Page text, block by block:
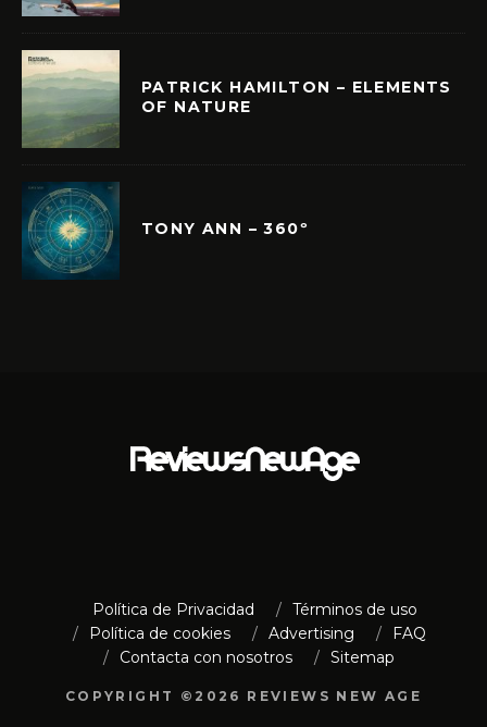
PATRICK HAMILTON – ELEMENTS
OF NATURE
TONY ANN – 360º
Política de Privacidad
Términos de uso
Política de cookies
Advertising
FAQ
Contacta con nosotros
Sitemap
COPYRIGHT ©2026 REVIEWS NEW AGE